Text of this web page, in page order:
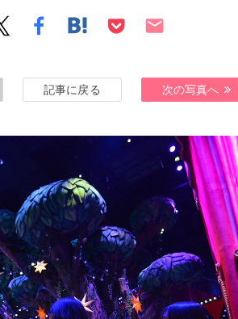
記事に戻る 次の写真へ